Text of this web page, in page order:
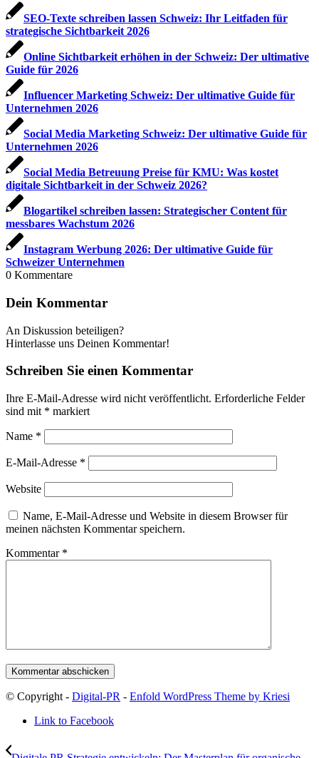
SEO-Texte schreiben lassen Schweiz: Ihr Leitfaden für
strategische Sichtbarkeit 2026
Online Sichtbarkeit erhöhen in der Schweiz: Der ultimative
Guide für 2026
Influencer Marketing Schweiz: Der ultimative Guide für
Unternehmen 2026
Social Media Marketing Schweiz: Der ultimative Guide für
Unternehmen 2026
Social Media Betreuung Preise für KMU: Was kostet
digitale Sichtbarkeit in der Schweiz 2026?
Blogartikel schreiben lassen: Strategischer Content für
messbares Wachstum 2026
Instagram Werbung 2026: Der ultimative Guide für
Schweizer Unternehmen
0 Kommentare
Dein Kommentar
An Diskussion beteiligen?
Hinterlasse uns Deinen Kommentar!
Schreiben Sie einen Kommentar
Ihre E-Mail-Adresse wird nicht veröffentlicht. Erforderliche Felder
sind mit * markiert
Name *
E-Mail-Adresse *
Website
Name, E-Mail-Adresse und Website in diesem Browser für
meinen nächsten Kommentar speichern.
Kommentar *
© Copyright - Digital-PR - Enfold WordPress Theme by Kriesi
Link to Facebook